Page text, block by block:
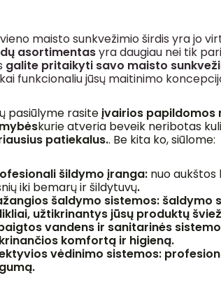
maisto sunkvežimio širdis yra jo
asortimentasyra daugiau nei tik
galite pritaikyti savo maisto
funkcionaliu jūsų maitinimo
pasiūlyme rasite įvairios papildomos
kurie atveria beveik neribotas
patiekalus.. Be kita ko, siūlome:
šildymo įranga: nuo aukštos
iki bemarų ir šildytuvų.
šaldymo sistemos: šaldymo
užtikrinantys jūsų produktų
vandens ir sanitarinės
komfortą ir higieną.
vėdinimo sistemos: